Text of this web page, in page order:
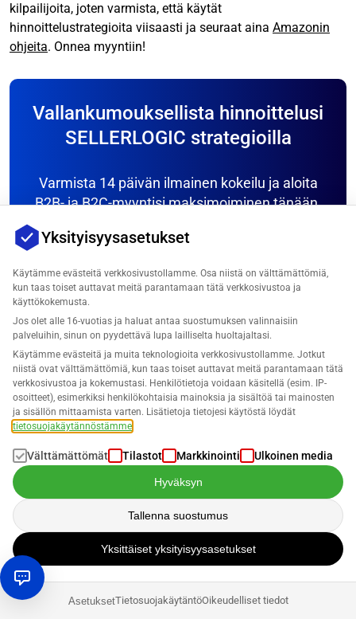
kilpailijoita, joten varmista, että käytät
hinnoittelustrategioita viisaasti ja seuraat aina Amazonin
ohjeita. Onnea myyntiin!
Vallankumouksellista hinnoittelusi
SELLERLOGIC strategioilla
Varmista 14 päivän ilmainen kokeilu ja aloita
B2B- ja B2C-myyntisi maksimoiminen tänään.
Opi Lisää
Usein kysytyt kysymykset
Miten voin aloittaa myymisen
Amazonissa ilman rahaa?
FBM-mallia. Hanki edullisia tai ilmaisia tuotteita
kotoa, kirpputoreilta tai lahjoituksista. Listaa ja myy
niitä, ja sijoita sitten voitot takaisin liiketoiminnan
kasvattamiseksi. Keskity laadukkaisiin listauksiin ja
erinomaiseen asiakaspalveluun luodaksesi vauhtia.
Miten opin käynnistämään kannattavan
Amazon-toimitusverkkokaupan?
Opettele käynnistämään kannattava Amazon-
toimitusliiketoiminta tutkimalla FBA/FBM-malleja,
osallistumalla verkkokauppakursseille ja tutkimalla
Miten aloittaa tuotteen myyminen
Yksityisyysasetukset
Käytämme evästeitä verkkosivustollamme. Osa niistä on välttämättömiä,
kun taas toiset auttavat meitä parantamaan tätä verkkosivustoa ja
käyttökokemusta.
Jos olet alle 16-vuotias ja haluat antaa suostumuksen valinnaisiin
palveluihin, sinun on pyydettävä lupa lailliselta huoltajaltasi.
Käytämme evästeitä ja muita teknologioita verkkosivustollamme. Jotkut
niistä ovat välttämättömiä, kun taas toiset auttavat meitä parantamaan tätä
verkkosivustoa ja kokemustasi. Henkilötietoja voidaan käsitellä (esim. IP-
osoitteet), esimerkiksi henkilökohtaisia mainoksia ja sisältöä tai mainosten
ja sisällön mittaamista varten. Lisätietoja tietojesi käytöstä löydät
tietosuojakäytännöstämme
Välttämättömät Tilastot Markkinointi Ulkoinen media
Hyväksyn
Tallenna suostumus
Yksittäiset yksityisyysasetukset
AsetuksetTietosuojakäytäntöOikeudelliset tiedot